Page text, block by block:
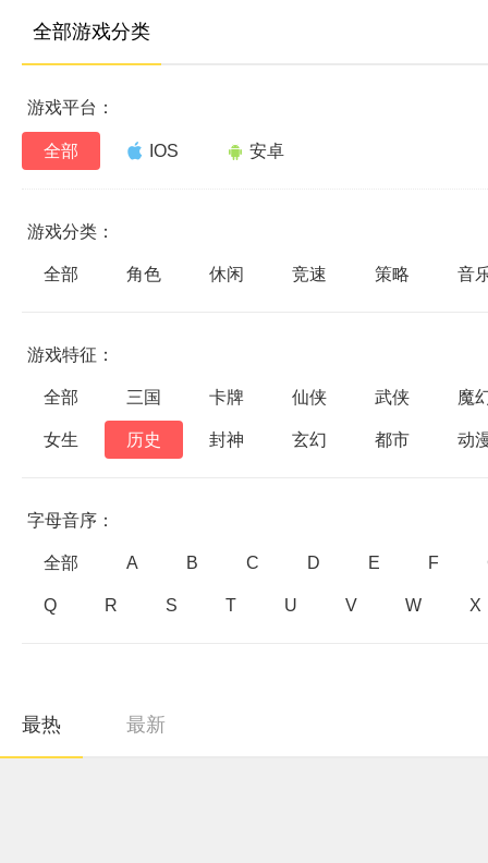
全部游戏分类
游戏平台：
全部 IOS 安卓
游戏分类：
全部 角色 休闲 竞速 策略 音
游戏特征：
全部 三国 卡牌 仙侠 武侠 魔
女生 历史 封神 玄幻 都市 动
字母音序：
全部 A B C D E F
Q R S T U V W X
最热 最新